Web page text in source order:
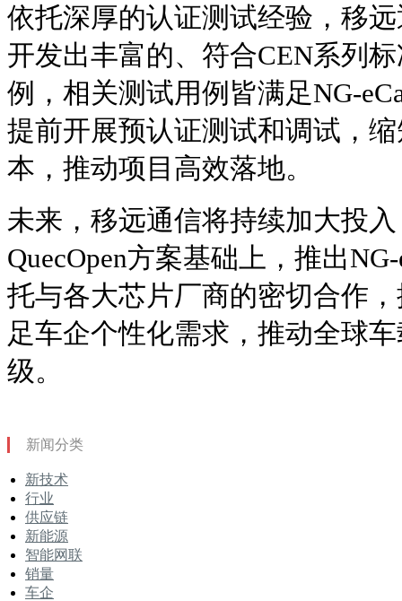
依托深厚的认证测试经验，移
开发出丰富的、符合CEN系列
例，相关测试用例皆满足NG-
提前开展预认证测试和调试，
本，推动项目高效落地。
未来，移远通信将持续加大投
QuecOpen方案基础上，推出
托与各大芯片厂商的密切合作
足车企个性化需求，推动全球
级。
新闻分类
新技术
行业
供应链
新能源
智能网联
销量
车企